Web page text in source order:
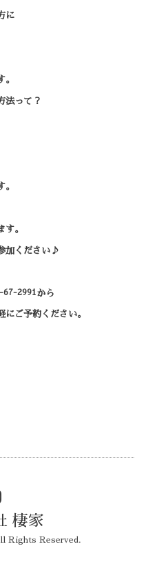
に
法って？
。
。
加ください♪
67-2991から
にご予約ください。
棲家
Rights Reserved.